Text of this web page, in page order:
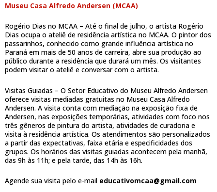
Museu Casa Alfredo Andersen (MCAA)
Rogério Dias no MCAA – Até o final de julho, o artista Rogério
Dias ocupa o ateliê de residência artística no MCAA. O pintor dos
passarinhos, conhecido como grande influência artística no
Paraná em mais de 50 anos de carreira, abre sua produção ao
público durante a residência que durará um mês. Os visitantes
podem visitar o ateliê e conversar com o artista.
Visitas Guiadas – O Setor Educativo do Museu Alfredo Andersen
oferece visitas mediadas gratuitas no Museu Casa Alfredo
Andersen. A visita conta com mediação na exposição fixa de
Andersen, nas exposições temporárias, atividades com foco nos
três gêneros de pintura do artista, atividades de curadoria e
visita à residência artística. Os atendimentos são personalizados
a partir das expectativas, faixa etária e especificidades dos
grupos. Os horários das visitas guiadas acontecem pela manhã,
das 9h às 11h; e pela tarde, das 14h às 16h.
Agende sua visita pelo e-mail educativomcaa@gmail.com